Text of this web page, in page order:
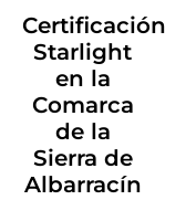
Certificación
Starlight
en la
Comarca
de la
Sierra de
Albarracín